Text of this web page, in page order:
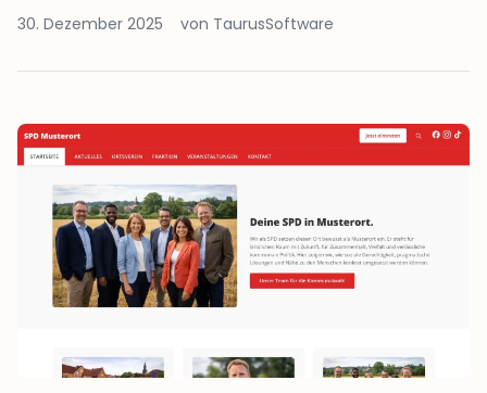
30. Dezember 2025 von TaurusSoftware